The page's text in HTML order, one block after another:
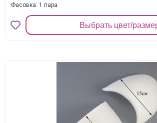
Фасовка: 1 пара
Выбрать цвет/